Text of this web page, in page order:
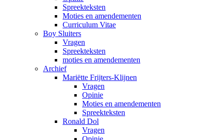
Spreekteksten
Moties en amendementen
Curriculum Vitae
Boy Sluiters
Vragen
Spreekteksten
moties en amendementen
Archief
Mariëtte Frijters-Klijnen
Vragen
Opinie
Moties en amendementen
Spreekteksten
Ronald Dol
Vragen